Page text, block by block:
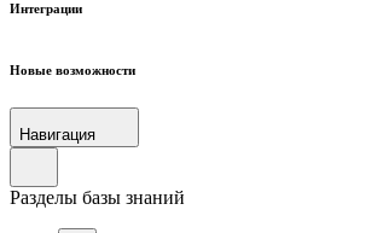
Интеграции
Новые возможности
Навигация
Разделы базы знаний